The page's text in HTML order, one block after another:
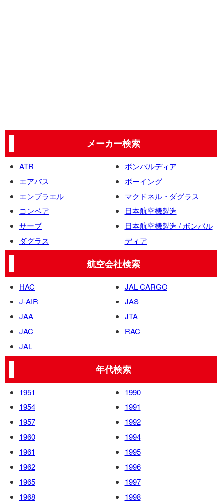
メーカー検索
ATR
エアバス
エンブラエル
コンベア
サーブ
ダグラス
ボンバルディア
ボーイング
マクドネル・ダグラス
日本航空機製造
日本航空機製造 / ボンバル
ディア
航空会社検索
HAC
J-AIR
JAA
JAC
JAL
JAL CARGO
JAS
JTA
RAC
年代検索
1951
1954
1957
1960
1961
1962
1965
1968
1990
1991
1992
1994
1995
1996
1997
1998